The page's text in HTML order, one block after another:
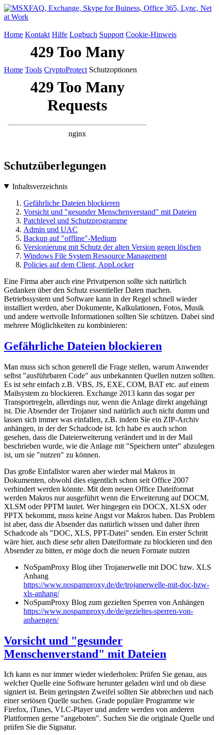
Home Kontakt Hilfe Logbuch Support Cookie-Hinweis
Home Tools CryptoProtect Schutzoptionen
Schutzüberlegungen
Inhaltsverzeichnis
Gefährliche Dateien blockieren
Vorsicht und "gesunder Menschenverstand" mit Dateien
Patchlevel und Schutzprogramme
Admin und UAC
Backup auf "offline"-Medium
Versionierung mit Schutz der alten Version gegen löschen
Windows File System Ressource Management
Policies auf dem Client, AppLocker
Eine Firma aber auch eine Privatperson sollte sich natürlich
Gedanken über den Schutz essentieller Daten machen.
Betriebssystem und Software kann in der Regel schnell wieder
installiert werden, aber Dokumente, Kalkulationen, Fotos, Musik
und andere wertvolle Informationen sollten Sie schützen. Dabei sind
mehrere Möglichkeiten zu kombinieren:
Gefährliche Dateien blockieren
Man muss sich schon generell die Frage stellen, warum Anwender
selbst "ausführbaren Code" aus unbekannten Quellen nutzen sollten.
Es ist sehr einfach z.B. VBS, JS, EXE, COM, BAT etc. auf einem
Mailsystem zu blockieren. Exchange 2013 kann das sogar per
Transportregeln, allerdings nur, wenn die Anlage direkt angehängt
ist. Die Absender der Trojaner sind natürlich auch nicht dumm und
lassen sich immer was einfallen, z.B. indem Sie ein ZIP-Archiv
anhängen, in der der Schadcode ist. Ich habe es auch schon
gesehen, dass die Dateierweiterung verändert und in der Mail
beschrieben wurde, wie die Anlage mit "Speichern unter" abzulegen
ist, um sie "nutzen" zu können.
Das große Einfallstor waren aber wieder mal Makros in
Dokumenten, obwohl dies eigentlich schon seit Office 2007
verhindert werden könnte. Mit dem neuen Office Dateiformat
werden Makros nur ausgeführt wenn die Erweiterung auf DOCM,
XLSM oder PPTM lautet. Wer hingegen ein DOCX, XLSX oder
PPTX bekommt, muss keine Angst vor Makros haben. Das Problem
ist aber, dass die Absender das natürlich wissen und daher ihren
Schadcode als "DOC, XLS, PPT-Datei" senden. Ein erster Schritt
wäre hier, auch diese sehr alten Dateiformate zu blockieren und den
Absender zu bitten, er möge doch die neuen Formate nutzen
NoSpamProxy Blog über Trojanerwelle mit DOC bzw. XLS
Anhang
https://www.nospamproxy.de/de/trojanerwelle-mit-doc-bzw-
xls-anhang/
NoSpamProxy Blog zum gezielten Sperren von Anhängen
https://www.nospamproxy.de/de/gezieltes-sperren-von-
anhaengen/
Vorsicht und "gesunder
Menschenverstand" mit Dateien
Ich kann es nur immer wieder wiederholen: Prüfen Sie genau, aus
welcher Quelle eine Software herunter geladen wird und ob diese
signiert ist. Beim geringsten Zweifel sollten Sie abbrechen und nach
einer seriösen Quelle suchen. Grade populäre Programme wie
Firefox, iTunes, VLC-Player und andere werden von anderen
Plattformen gerne "angeboten". Suchen Sie die originale Quelle und
prüfen Sie die Signatur.